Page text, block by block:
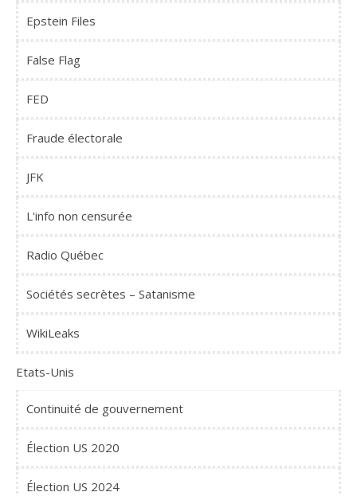
Epstein Files
False Flag
FED
Fraude électorale
JFK
L'info non censurée
Radio Québec
Sociétés secrètes – Satanisme
WikiLeaks
Etats-Unis
Continuité de gouvernement
Élection US 2020
Élection US 2024